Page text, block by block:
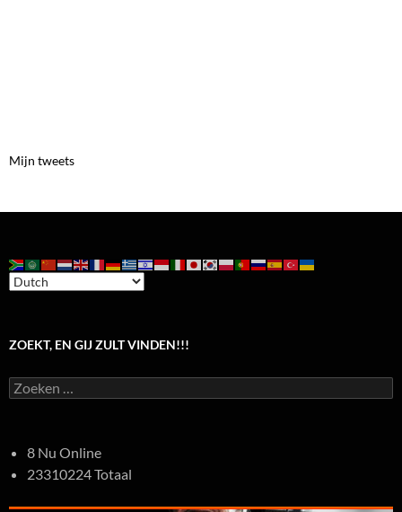
Mijn tweets
ZOEKT, EN GIJ ZULT VINDEN!!!
Zoeken
naar:
8 Nu Online
23310224 Totaal